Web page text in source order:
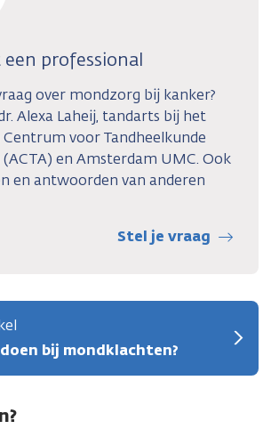
professional
over mondzorg bij kanker?
Alexa Laheij, tandarts bij het
Centrum voor Tandheelkunde
en Amsterdam UMC. Ook
en antwoorden van anderen
Stel je vraag
bij mondklachten?